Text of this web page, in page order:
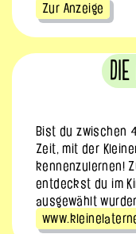
Zur Anzeige
Bist du zwischen
Zeit, mit der
kennenzulernen!
entdeckst du im
ausgewählt